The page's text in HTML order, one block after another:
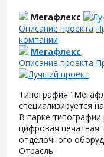
Мегафлекс
Описание проекта
компании
Мегафлекс
Описание проекта
Типография
специализируется
В парке
цифровая печатная
отделочного
Отрасль